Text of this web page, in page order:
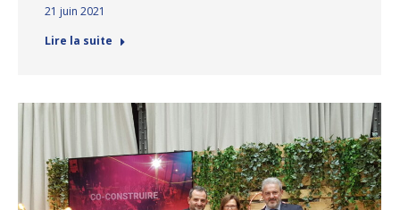
21 juin 2021
Lire la suite